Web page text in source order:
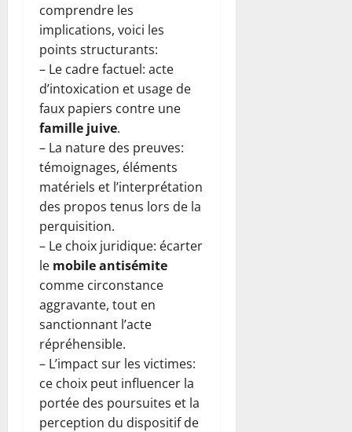
comprendre les
implications, voici les
points structurants:
– Le cadre factuel: acte
d’intoxication et usage de
faux papiers contre une
famille juive.
– La nature des preuves:
témoignages, éléments
matériels et l’interprétation
des propos tenus lors de la
perquisition.
– Le choix juridique: écarter
le mobile antisémite
comme circonstance
aggravante, tout en
sanctionnant l’acte
répréhensible.
– L’impact sur les victimes:
ce choix peut influencer la
portée des poursuites et la
perception du dispositif de